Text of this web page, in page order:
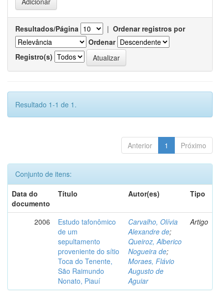
Resultados/Página | Ordenar registros por
Ordenar
Registro(s)
Resultado 1-1 de 1.
Anterior 1 Próximo
Conjunto de itens:
Data do
documento
Título Autor(es) Tipo
2006
Estudo tafonômico
de um
sepultamento
proveniente do sítio
Toca do Tenente,
São Raimundo
Nonato, Piauí
Carvalho, Olívia
Alexandre de;
Queiroz, Alberico
Nogueira de;
Moraes, Flávio
Augusto de
Aguiar
Artigo